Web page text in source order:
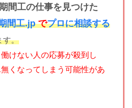
間工の仕事を見つけた
間工.jpでプロに相談する
す。
働けない人の応募が殺到し
くなってしまう可能性があ